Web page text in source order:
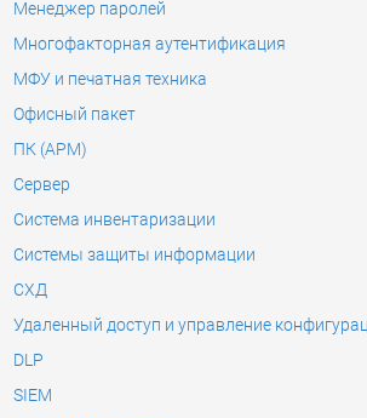
Менеджер паролей
Многофакторная аутентификация
МФУ и печатная техника
Офисный пакет
ПК (АРМ)
Сервер
Система инвентаризации
Системы защиты информации
СХД
Удаленный доступ и управление
DLP
SIEM